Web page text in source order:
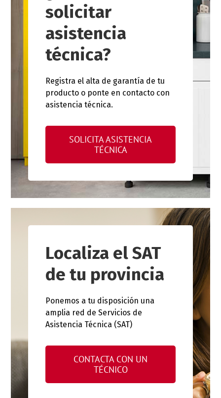
solicitar
asistencia
técnica?
Registra el alta de garantía de tu
producto o ponte en contacto con
asistencia técnica.
SOLICITA ASISTENCIA
TÉCNICA
Localiza el SAT
de tu provincia
Ponemos a tu disposición una
amplia red de Servicios de
Asistencia Técnica (SAT)
CONTACTA CON UN
TÉCNICO